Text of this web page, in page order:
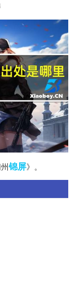
锦屏》。